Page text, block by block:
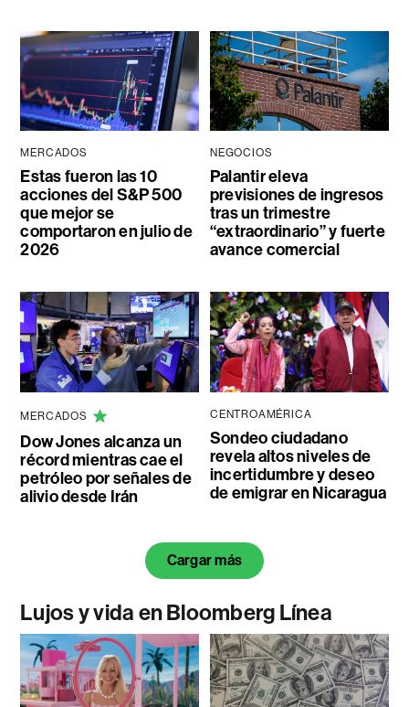
MERCADOS
Estas fueron las 10
acciones del S&P 500
que mejor se
comportaron en julio de
2026
NEGOCIOS
Palantir eleva
previsiones de ingresos
tras un trimestre
“extraordinario” y fuerte
avance comercial
MERCADOS
Dow Jones alcanza un
récord mientras cae el
petróleo por señales de
alivio desde Irán
CENTROAMÉRICA
Sondeo ciudadano
revela altos niveles de
incertidumbre y deseo
de emigrar en Nicaragua
Cargar más
Lujos y vida en Bloomberg Línea